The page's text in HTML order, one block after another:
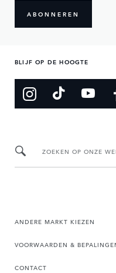
ABONNEREN
BLIJF OP DE HOOGTE
ZOEKEN OP ONZE
ANDERE MARKT KIEZEN
VOORWAARDEN &
CONTACT